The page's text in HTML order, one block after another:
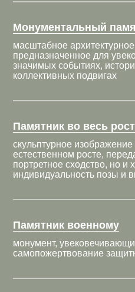
Монументальный
масштабное
предназначенное для
значимых событиях,
коллективных подвигах
Памятник во весь рост
скульптурное изображение
естественном росте,
портретное сходство, но и
индивидуальность позы и
Памятник военному
монумент,
самопожертвование